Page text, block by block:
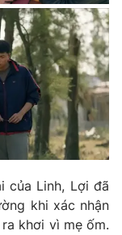
của Linh, Lợi đã
khi xác nhận
khơi vì mẹ ốm.